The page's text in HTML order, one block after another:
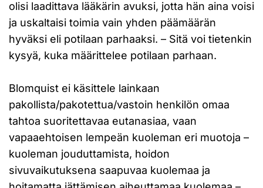
olisi laadittava lääkärin avuksi, jotta hän aina voisi
ja uskaltaisi toimia vain yhden päämäärän
hyväksi eli potilaan parhaaksi. – Sitä voi tietenkin
kysyä, kuka määrittelee potilaan parhaan.
Blomquist ei käsittele lainkaan
pakollista/pakotettua/vastoin henkilön omaa
tahtoa suoritettavaa eutanasiaa, vaan
vapaaehtoisen lempeän kuoleman eri muotoja –
kuoleman jouduttamista, hoidon
sivuvaikutuksena saapuvaa kuolemaa ja